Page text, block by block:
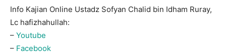
Info Kajian Online Ustadz Sofyan Chalid bin Idham Ruray,
Lc hafizhahullah:
– Youtube
– Facebook